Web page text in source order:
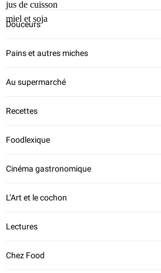
Douceurs
Pains et autres miches
Au supermarché
Recettes
Foodlexique
Cinéma gastronomique
L’Art et le cochon
Lectures
Chez Food